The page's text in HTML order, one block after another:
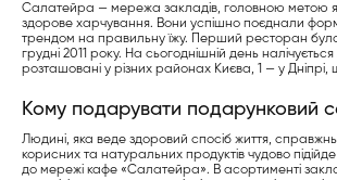
Салатейра — мережа закладів, головною метою
здорове харчування. Вони успішно поєднали
трендом на правильну їжу. Перший ресторан
грудні 2011 року. На сьогоднішній день налічується
розташовані у різних районах Києва, 1 — у
Кому подарувати подарунковий
Людині, яка веде здоровий спосіб життя,
корисних та натуральних продуктів чудово
до мережі кафе «Салатейра». В асортименті